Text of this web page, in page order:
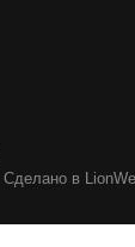
Сделано в